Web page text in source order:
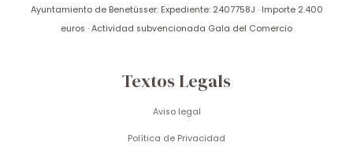
Ayuntamiento de Benetússer: Expediente: 2407758J · Importe 2.400
euros · Actividad subvencionada Gala del Comercio
Textos Legals
Aviso legal
Política de Privacidad